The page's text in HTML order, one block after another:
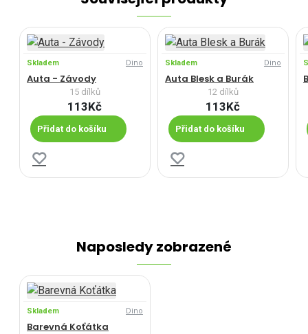
Skladem Dino
Auta - Závody
15 dílků
113Kč
Přidat do košíku
Skladem Dino
Auta Blesk a Burák
12 dílků
113Kč
Přidat do košíku
Naposledy zobrazené
Skladem Dino
Barevná Koťátka